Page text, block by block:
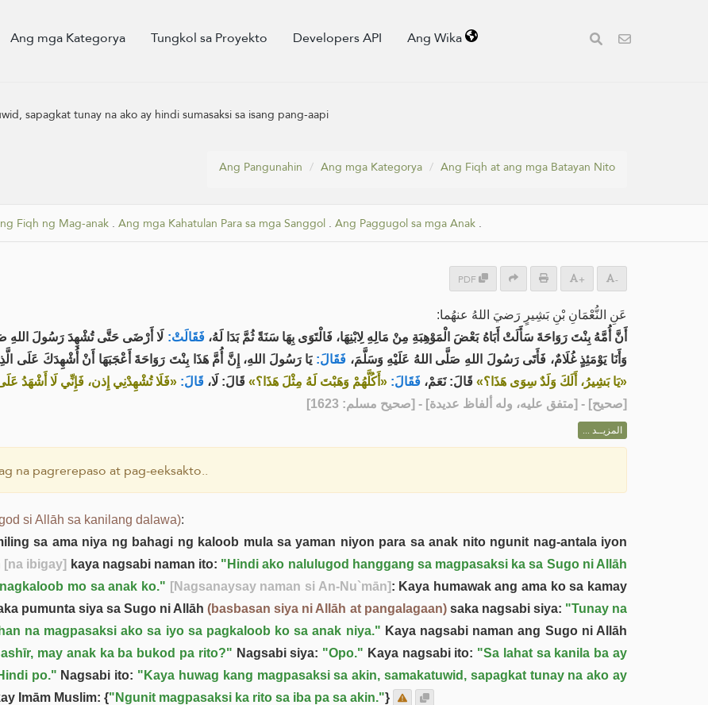
Ang mga Kategorya Tungkol sa Proyekto Developers API Ang Wika
sapagkat tunay na ako ay hindi sumasaksi sa isang pang-aapi
Ang Pangunahin Ang mga Kategorya Ang Fiqh at ang mga Batayan Nito
Fiqh ng Mag-anak. Ang mga Kahatulan Para sa mga Sanggol . Ang Paggugol sa mga Anak .
PDF + -
عَنِ النُّعْمَانِ بْنِ بَشِيرٍ رَضيَ اللهُ عنهُما:
أَنَّ أُمَّهُ بِنْتَ رَوَاحَةَ سَأَلَتْ أَبَاهُ بَعْضَ الْمَوْهِبَةِ مِنْ مَالِهِ لِابْنِهَا، فَالْتَوَى بِهَا سَنَةً ثُمَّ بَدَا لَهُ، فَقَالَتْ: لَا أَرْضَى حَتَّى تُشْهِدَ رَسُولَ اللهِ
وَأَنَا يَوْمَئِذٍ غُلَامٌ، فَأَتَى رَسُولَ اللهِ صَلَّى اللهُ عَلَيْهِ وَسَلَّمَ، فَقَالَ: يَا رَسُولَ اللهِ، إِنَّ أُمَّ هَذَا بِنْتَ رَوَاحَةَ أَعْجَبَهَا أَنْ أُشْهِدَكَ عَلَى
«يَا بَشِيرُ، أَلَكَ وَلَدٌ سِوَى هَذَا؟» قَالَ: نَعَمْ، فَقَالَ: «أَكُلَّهُمْ وَهَبْتَ لَهُ مِثْلَ هَذَا؟» قَالَ: لَا، قَالَ: «فَلَا تُشْهِدْنِي إِذن، فَإِنِّي لَا أَشْهَدُ
[صحيح] - [متفق عليه، وله ألفاظ عديدة] - [صحيح مسلم: 1623]
المزيــد ...
na pagrerepaso at pag-eeksakto..
si Allāh sa kanilang dalawa):
sa ama niya ng bahagi ng kaloob mula sa yaman niyon para sa anak nito ngunit nag-antala iyon
[na ibigay] kaya nagsabi naman ito: "Hindi ako nalulugod hanggang sa magpasaksi ka sa Sugo ni Allāh
mo sa anak ko." [Nagsanaysay naman si An-Nu`mān]: Kaya humawak ang ama ko sa kamay
pumunta siya sa Sugo ni Allāh(basbasan siya ni Allāh at pangalagaan)saka nagsabi siya: "Tunay na
na magpasaksi ako sa iyo sa pagkaloob ko sa anak niya." Kaya nagsabi naman ang Sugo ni Allāh
may anak ka ba bukod pa rito?" Nagsabi siya: "Opo." Kaya nagsabi ito: "Sa lahat sa kanila ba ay
po." Nagsabi ito: "Kaya huwag kang magpasaksi sa akin, samakatuwid, sapagkat tunay na ako ay
Imām Muslim: {"Ngunit magpasaksi ka rito sa iba pa sa akin."}